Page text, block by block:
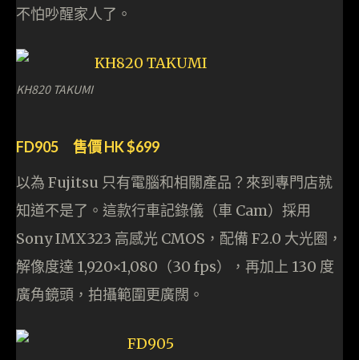
不怕吵醒家人了。
KH820 TAKUMI
FD905 售價 HK $699
以為 Fujitsu 只有電腦和相關產品？來到專門店就
知道不是了。這款行車記錄儀（車 Cam）採用
Sony IMX323 高感光 CMOS，配備 F2.0 大光圈，
解像度達 1,920×1,080（30 fps），再加上 130 度
廣角鏡頭，拍攝範圍更廣闊。